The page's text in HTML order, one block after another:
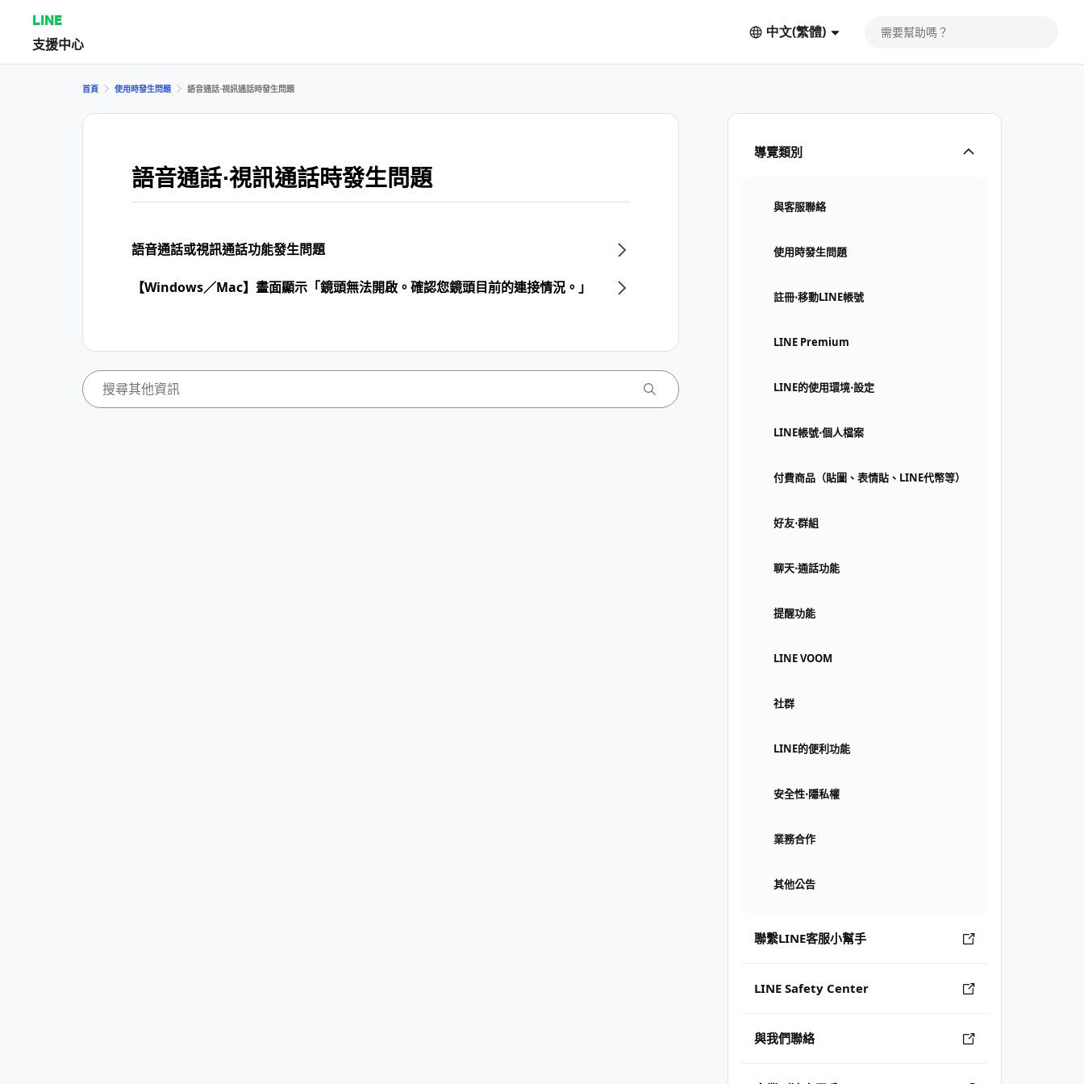
LINE
支援中心
中文(繁體)
導覽類別
與客服聯絡
使用時發生問題
註冊⋅移動LINE帳號
LINE Premium
LINE的使用環境⋅設定
LINE帳號⋅個人檔案
付費商品（貼圖、表情貼、LINE代幣等）
好友⋅群組
聊天⋅通話功能
提醒功能
LINE VOOM
社群
LINE的便利功能
安全性⋅隱私權
業務合作
其他公告
聯繫LINE客服小幫手
LINE Safety Center
與我們聯絡
首頁 使用時發生問題 語音通話⋅視訊通話時發生問題
語音通話⋅視訊通話時發生問題
語音通話或視訊通話功能發生問題
【Windows／Mac】畫面顯示「鏡頭無法開啟。確認您鏡頭目前的連接情況。」